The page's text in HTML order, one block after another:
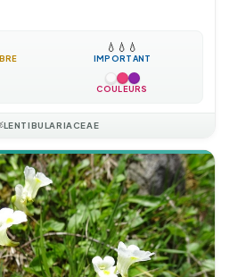
💧 💧 💧
IMPORTANT
COULEURS
LENTIBULARIACEAE